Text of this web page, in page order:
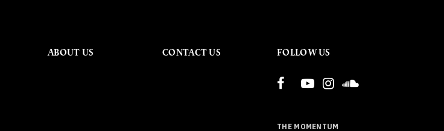
ABOUT US CONTACT US FOLLOW US
THE MOMENTUM